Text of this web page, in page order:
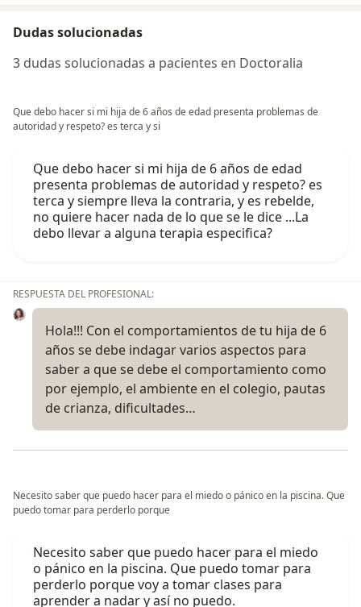
Dudas solucionadas
3 dudas solucionadas a pacientes en Doctoralia
Que debo hacer si mi hija de 6 años de edad presenta problemas de
autoridad y respeto? es terca y si
Que debo hacer si mi hija de 6 años de edad
presenta problemas de autoridad y respeto? es
terca y siempre lleva la contraria, y es rebelde,
no quiere hacer nada de lo que se le dice ...La
debo llevar a alguna terapia especifica?
RESPUESTA DEL PROFESIONAL:
Hola!!! Con el comportamientos de tu hija de 6
años se debe indagar varios aspectos para
saber a que se debe el comportamiento como
por ejemplo, el ambiente en el colegio, pautas
de crianza, dificultades…
Necesito saber que puedo hacer para el miedo o pánico en la piscina. Que
puedo tomar para perderlo porque
Necesito saber que puedo hacer para el miedo
o pánico en la piscina. Que puedo tomar para
perderlo porque voy a tomar clases para
aprender a nadar y así no puedo.